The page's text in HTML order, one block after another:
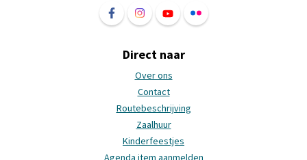
Volg ons op Facebook Het Groene Huis
Volg ons op Instagram Het Groene
Volg ons op YouTube Het
Volg ons op Flickr Het
Direct naar
Over ons
Contact
Routebeschrijving
Zaalhuur
Kinderfeestjes